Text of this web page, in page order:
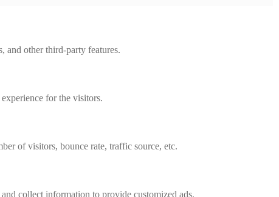
and other third-party features.
for the visitors.
of visitors, bounce rate, traffic source, etc.
collect information to provide customized ads.